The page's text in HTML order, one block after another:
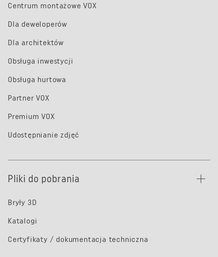
Centrum montażowe VOX
Dla deweloperów
Dla architektów
Obsługa inwestycji
Obsługa hurtowa
Partner VOX
Premium VOX
Udostępnianie zdjęć
Pliki do pobrania
Bryły 3D
Katalogi
Certyfikaty / dokumentacja techniczna